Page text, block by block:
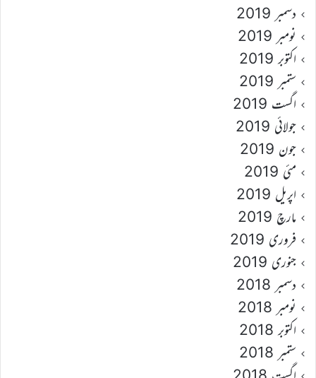
دسمبر 2019
نومبر 2019
اکتوبر 2019
ستمبر 2019
اگست 2019
جولائی 2019
جون 2019
مئی 2019
اپریل 2019
مارچ 2019
فروری 2019
جنوری 2019
دسمبر 2018
نومبر 2018
اکتوبر 2018
ستمبر 2018